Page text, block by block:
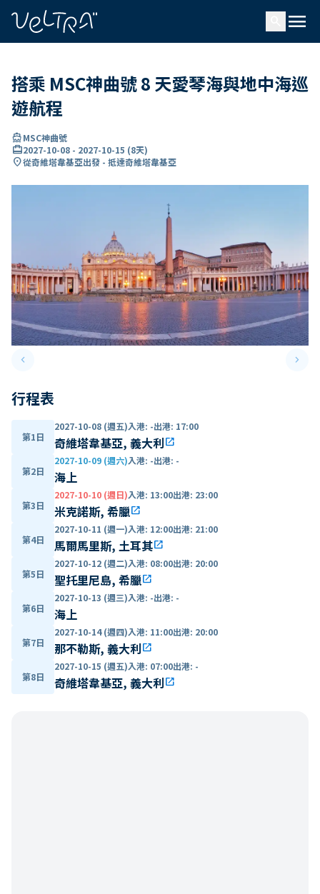
menu
搭乘 MSC神曲號 8 天愛琴海與地中海巡
遊航程
directions_boatMSC神曲號
card_travel2027-10-08 - 2027-10-15 (8天)
location_on從奇維塔韋基亞出發 - 抵達奇維塔韋基亞
keyboard_arrow_leftPrevious slide keyboard_arrow_right
行程表
第1日
2027-10-08 (週五)入港: -出港: 17:00
奇維塔韋基亞, 義大利open_in_new
第2日
2027-10-09 (週六)入港: -出港: -
海上
第3日
2027-10-10 (週日)入港: 13:00出港: 23:00
米克諾斯, 希臘open_in_new
第4日
2027-10-11 (週一)入港: 12:00出港: 21:00
馬爾馬里斯, 土耳其open_in_new
第5日
2027-10-12 (週二)入港: 08:00出港: 20:00
聖托里尼島, 希臘open_in_new
第6日
2027-10-13 (週三)入港: -出港: -
海上
第7日
2027-10-14 (週四)入港: 11:00出港: 20:00
那不勒斯, 義大利open_in_new
第8日
2027-10-15 (週五)入港: 07:00出港: -
奇維塔韋基亞, 義大利open_in_new